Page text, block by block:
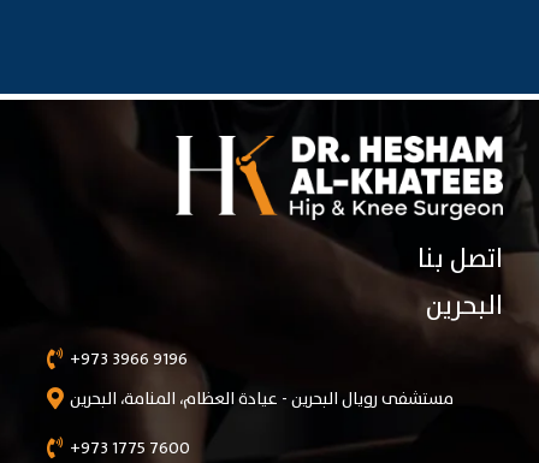
اتصل بنا
البحرين
+973 3966 9196
مستشفى رويال البحرين - عيادة العظام، المنامة، البحرين
+973 1775 7600